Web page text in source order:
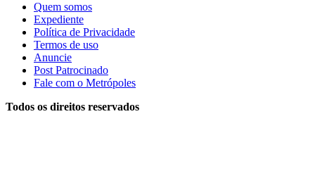
Quem somos
Expediente
Política de Privacidade
Termos de uso
Anuncie
Post Patrocinado
Fale com o Metrópoles
Todos os direitos reservados